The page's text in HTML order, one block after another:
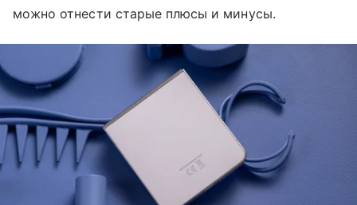
можно отнести старые плюсы и минусы.